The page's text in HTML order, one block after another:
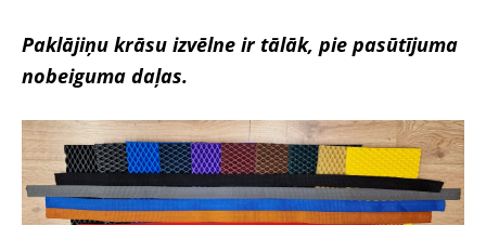
Paklājiņu krāsu izvēlne ir tālāk, pie pasūtījuma
nobeiguma daļas.